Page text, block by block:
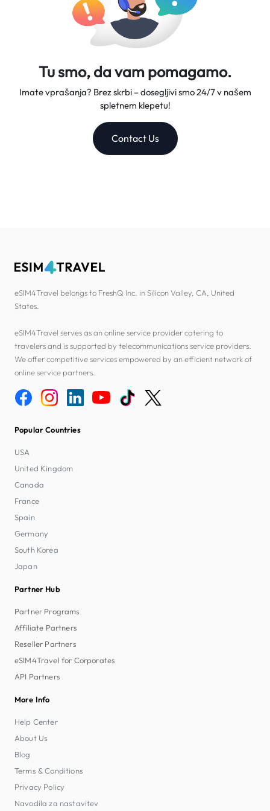
Tu smo, da vam pomagamo.
Imate vprašanja? Brez skrbi – dosegljivi smo 24/7 v našem
spletnem klepetu!
Contact Us
eSIM4Travel belongs to FreshQ Inc. in Silicon Valley, CA, United
States.
eSIM4Travel serves as an online service provider catering to
travelers and is supported by telecommunications service providers.
We offer competitive services empowered by an efficient network of
online service partners.
Popular Countries
USA
United Kingdom
Canada
France
Spain
Germany
South Korea
Japan
Partner Hub
Partner Programs
Affiliate Partners
Reseller Partners
eSIM4Travel for Corporates
API Partners
More Info
Help Center
About Us
Blog
Terms & Conditions
Privacy Policy
Navodila za nastavitev